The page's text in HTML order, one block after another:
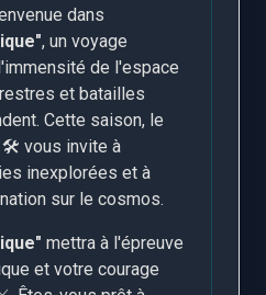
dans
, un voyage
de l'espace
et batailles
Cette saison, le
vous invite à
inexplorées et à
sur le cosmos.
mettra à l'épreuve
et votre courage